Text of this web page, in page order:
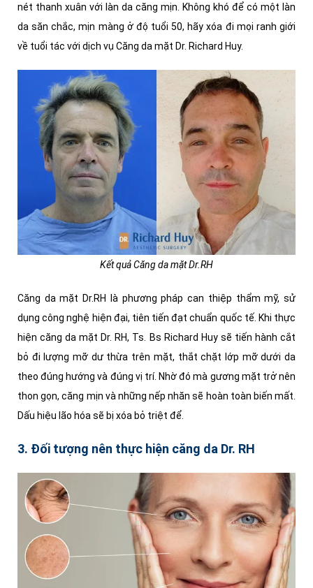
nét thanh xuân với làn da căng mịn. Không khó để có một làn
da săn chắc, mịn màng ở độ tuổi 50, hãy xóa đi mọi ranh giới
về tuổi tác với dịch vụ Căng da mặt Dr. Richard Huy.
Kết quả Căng da mặt Dr.RH
Căng da mặt Dr.RH là phương pháp can thiệp thẩm mỹ, sử
dụng công nghệ hiện đại, tiên tiến đạt chuẩn quốc tế. Khi thực
hiện căng da mặt Dr. RH, Ts. Bs Richard Huy sẽ tiến hành cắt
bỏ đi lượng mỡ dư thừa trên mặt, thắt chặt lớp mỡ dưới da
theo đúng hướng và đúng vị trí. Nhờ đó mà gương mặt trở nên
thon gọn, căng mịn và những nếp nhăn sẽ hoàn toàn biến mất.
Dấu hiệu lão hóa sẽ bị xóa bỏ triệt để.
3. Đối tượng nên thực hiện căng da Dr. RH